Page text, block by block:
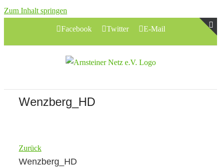
Zum Inhalt springen
Facebook Twitter E-Mail
Wenzberg_HD
Zurück
Wenzberg_HD